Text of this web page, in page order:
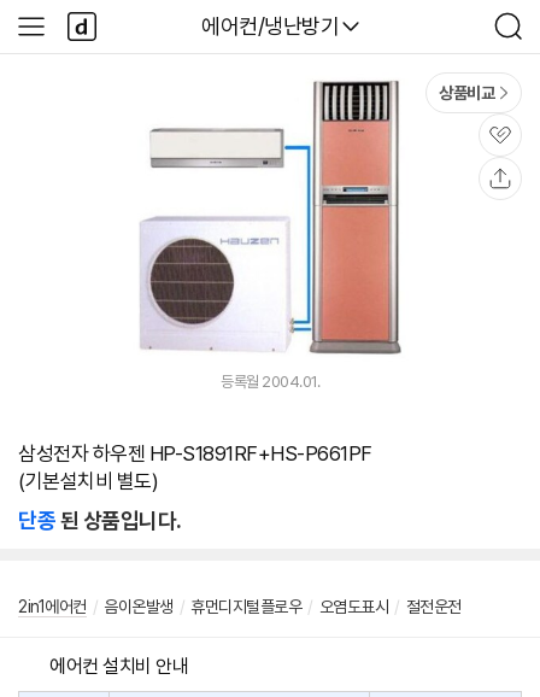
다나와
에어컨/냉난방기
검
색
사
이
다
나
와
상품비교
관
심
등록월 2004.01.
삼성전자 하우젠 HP-S1891RF+HS-P661PF
(기본설치비 별도)
단종된 상품입니다.
2in1에어컨 / 음이온발생 / 휴먼디지털플로우 / 오염도표시 / 절전운전
에어컨 설치비 안내